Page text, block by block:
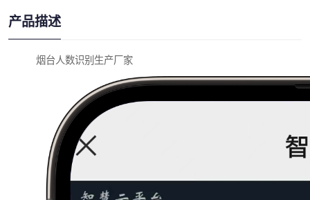
产品描述
烟台人数识别生产厂家